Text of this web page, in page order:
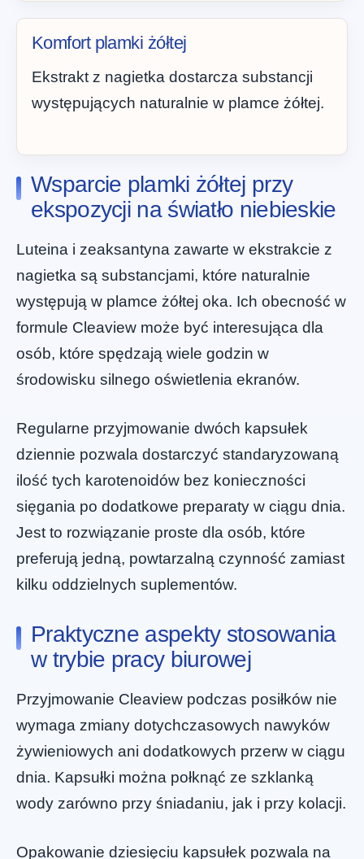
Komfort plamki żółtej
Ekstrakt z nagietka dostarcza substancji
występujących naturalnie w plamce żółtej.
Wsparcie plamki żółtej przy
ekspozycji na światło niebieskie
Luteina i zeaksantyna zawarte w ekstrakcie z
nagietka są substancjami, które naturalnie
występują w plamce żółtej oka. Ich obecność w
formule Cleaview może być interesująca dla
osób, które spędzają wiele godzin w
środowisku silnego oświetlenia ekranów.
Regularne przyjmowanie dwóch kapsułek
dziennie pozwala dostarczyć standaryzowaną
ilość tych karotenoidów bez konieczności
sięgania po dodatkowe preparaty w ciągu dnia.
Jest to rozwiązanie proste dla osób, które
preferują jedną, powtarzalną czynność zamiast
kilku oddzielnych suplementów.
Praktyczne aspekty stosowania
w trybie pracy biurowej
Przyjmowanie Cleaview podczas posiłków nie
wymaga zmiany dotychczasowych nawyków
żywieniowych ani dodatkowych przerw w ciągu
dnia. Kapsułki można połknąć ze szklanką
wody zarówno przy śniadaniu, jak i przy kolacji.
Opakowanie dziesięciu kapsułek pozwala na